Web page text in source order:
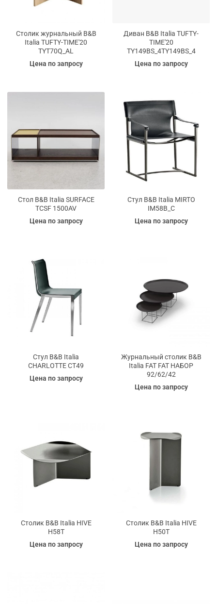
Столик журнальный B&B
Italia TUFTY-TIME'20
TYT70Q_AL
Цена по запросу
Диван B&B Italia TUFTY-
TIME'20
TY149BS_4TY149BS_4
Цена по запросу
Стол B&B Italia SURFACE
TCSF 1500AV
Цена по запросу
Стул B&B Italia MIRTO
IM58B_C
Цена по запросу
Стул B&B Italia
CHARLOTTE CT49
Цена по запросу
Журнальный столик B&B
Italia FAT FAT НАБОР
92/62/42
Цена по запросу
Столик B&B Italia HIVE
H58T
Цена по запросу
Столик B&B Italia HIVE
H50T
Цена по запросу